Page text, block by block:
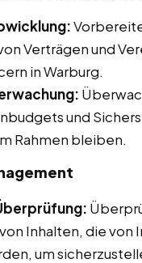
Verträgen und
in Warburg.
und
Rahmen bleiben.
Inhalten, die von
um